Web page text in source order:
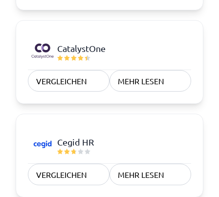
CatalystOne
VERGLEICHEN MEHR LESEN
Cegid HR
VERGLEICHEN MEHR LESEN